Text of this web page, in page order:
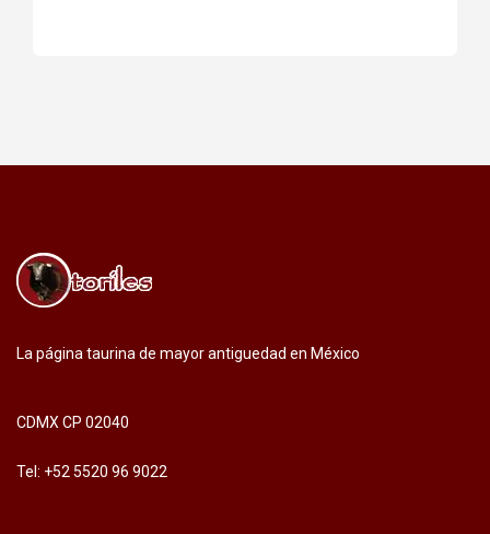
La página taurina de mayor antiguedad en México
CDMX CP 02040
Tel: +52 5520 96 9022